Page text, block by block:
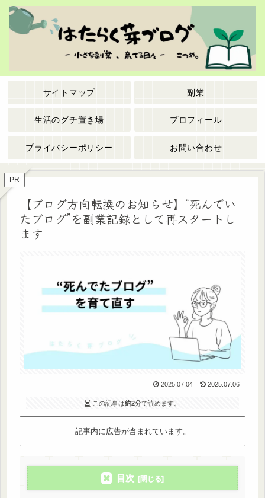
サイトマップ 副業
生活のグチ置き場 プロフィール
プライバシーポリシー お問い合わせ
PR
【ブログ方向転換のお知らせ】“死んでい
たブログ”を副業記録として再スタートし
ます
2025.07.04 2025.07.06
この記事は約2分で読めます。
記事内に広告が含まれています。
目次